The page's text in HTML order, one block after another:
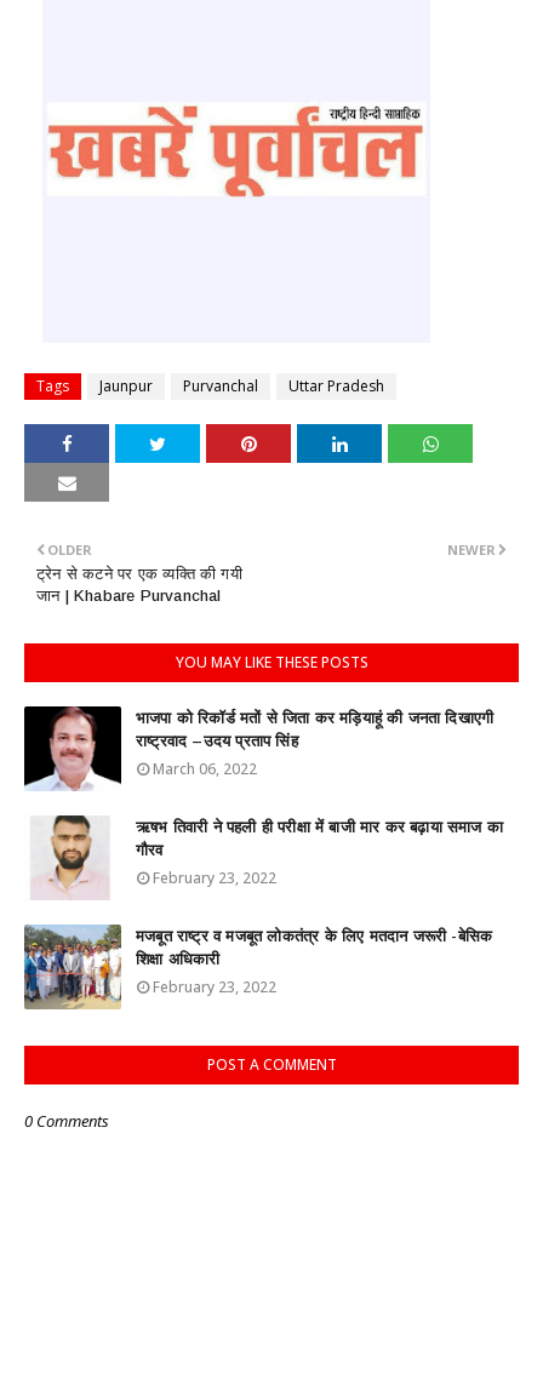
Tags Jaunpur Purvanchal Uttar Pradesh
NEWER
OLDER
ट्रेन से कटने पर एक व्यक्ति की गयी
जान | Khabare Purvanchal
YOU MAY LIKE THESE POSTS
भाजपा को रिकॉर्ड मतों से जिता कर मड़ियाहूं की जनता दिखाएगी
राष्ट्रवाद –उदय प्रताप सिंह
March 06, 2022
ऋषभ तिवारी ने पहली ही परीक्षा में बाजी मार कर बढ़ाया समाज का
गौरव
February 23, 2022
मजबूत राष्ट्र व मजबूत लोकतंत्र के लिए मतदान जरूरी -बेसिक
शिक्षा अधिकारी
February 23, 2022
POST A COMMENT
0 Comments